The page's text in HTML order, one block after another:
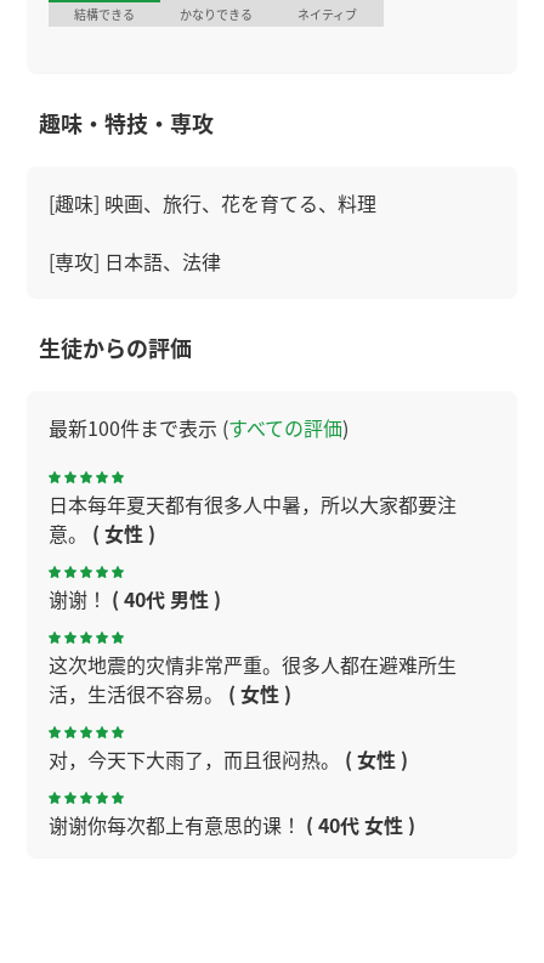
結構できる
かなりできる ネイティブ
趣味・特技・専攻
[趣味] 映画、旅行、花を育てる、料理
[専攻] 日本語、法律
生徒からの評価
最新100件まで表示 (すべての評価)
日本每年夏天都有很多人中暑，所以大家都要注
意。 ( 女性 )
谢谢！ ( 40代 男性 )
这次地震的灾情非常严重。很多人都在避难所生
活，生活很不容易。 ( 女性 )
对，今天下大雨了，而且很闷热。 ( 女性 )
谢谢你每次都上有意思的课！ ( 40代 女性 )